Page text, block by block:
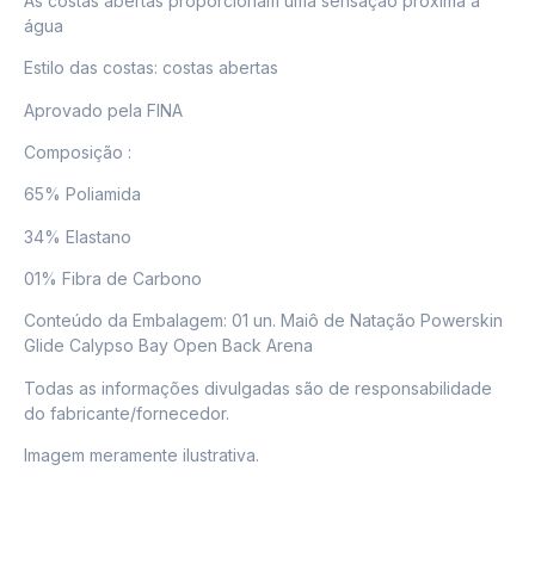
água
Estilo das costas: costas abertas
Aprovado pela FINA
Composição :
65% Poliamida
34% Elastano
01% Fibra de Carbono
Conteúdo da Embalagem: 01 un. Maiô de Natação Powerskin
Glide Calypso Bay Open Back Arena
Todas as informações divulgadas são de responsabilidade
do fabricante/fornecedor.
Imagem meramente ilustrativa.